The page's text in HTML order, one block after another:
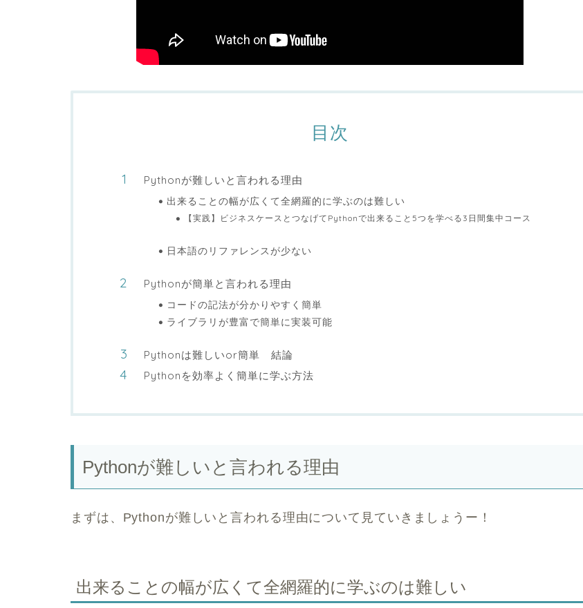
目次
Pythonが難しいと言われる理由
出来ることの幅が広くて全網羅的に学ぶのは難しい
【実践】ビジネスケースとつなげてPythonで出来ること5つを学べる3日間集中コース
日本語のリファレンスが少ない
Pythonが簡単と言われる理由
コードの記法が分かりやすく簡単
ライブラリが豊富で簡単に実装可能
Pythonは難しいor簡単 結論
Pythonを効率よく簡単に学ぶ方法
Pythonが難しいと言われる理由
まずは、Pythonが難しいと言われる理由について見ていきましょうー！
出来ることの幅が広くて全網羅的に学ぶのは難しい